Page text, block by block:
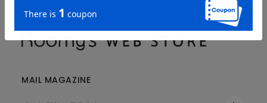
MAIL MAGAZINE